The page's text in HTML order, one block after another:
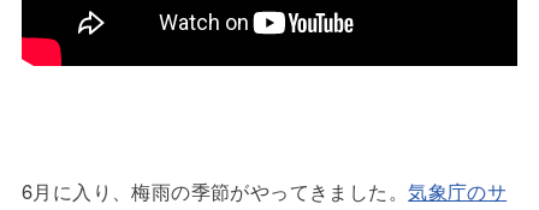
6月に入り、梅雨の季節がやってきました。気象庁のサ